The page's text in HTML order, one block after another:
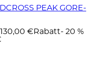
PEAK GORE-
€ Rabatt- 20 %